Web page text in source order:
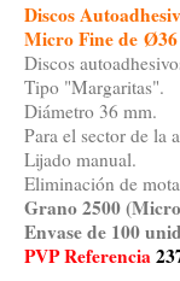
Discos
Micro Fine de
Discos
Tipo "Margaritas".
Diámetro 36 mm.
Para el sector de la
Lijado manual.
Eliminación de
Grano 2500
Envase de 100
PVP Referencia